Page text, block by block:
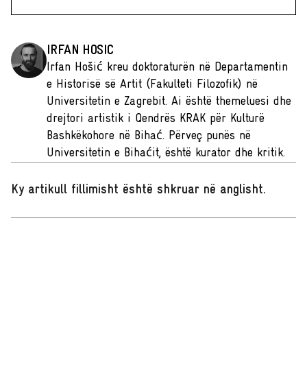
IRFAN HOSIC
Irfan Hošić kreu doktoraturën në Departamentin
e Historisë së Artit (Fakulteti Filozofik) në
Universitetin e Zagrebit. Ai është themeluesi dhe
drejtori artistik i Qendrës KRAK për Kulturë
Bashkëkohore në Bihać. Përveç punës në
Universitetin e Bihaćit, është kurator dhe kritik.
Ky artikull fillimisht është shkruar në anglisht.